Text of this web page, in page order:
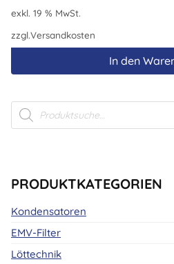
exkl. 19 % MwSt.
zzgl.Versandkosten
In den
Products
search
PRODUKTKATEGORIEN
Kondensatoren
EMV-Filter
Löttechnik